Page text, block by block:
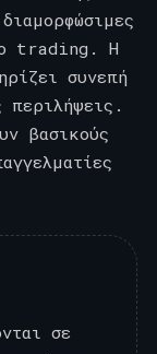
trading. Η
συνεπή
περιλήψεις.
βασικούς
σε